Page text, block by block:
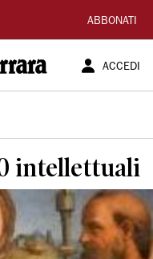
ABBONATI
ACCEDI
intellettuali